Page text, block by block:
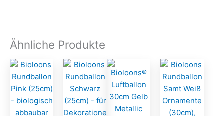
Ähnliche Produkte